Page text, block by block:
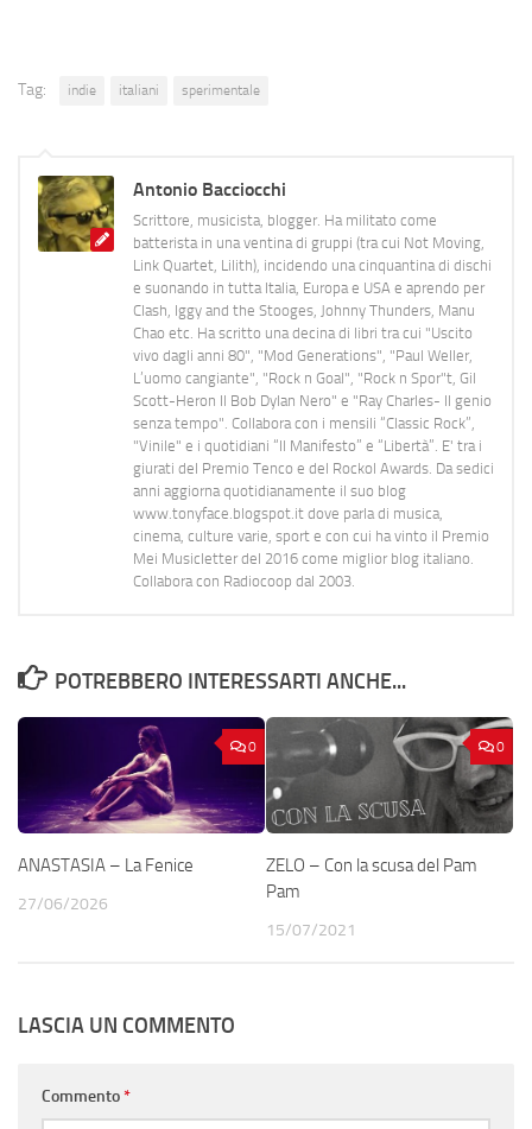
Tag: indie italiani sperimentale
Antonio Bacciocchi
Scrittore, musicista, blogger. Ha militato come
batterista in una ventina di gruppi (tra cui Not Moving,
Link Quartet, Lilith), incidendo una cinquantina di dischi
e suonando in tutta Italia, Europa e USA e aprendo per
Clash, Iggy and the Stooges, Johnny Thunders, Manu
Chao etc. Ha scritto una decina di libri tra cui "Uscito
vivo dagli anni 80", "Mod Generations", "Paul Weller,
L’uomo cangiante", "Rock n Goal", "Rock n Spor"t, Gil
Scott-Heron Il Bob Dylan Nero" e "Ray Charles- Il genio
senza tempo". Collabora con i mensili “Classic Rock”,
"Vinile" e i quotidiani “Il Manifesto” e “Libertà”. E' tra i
giurati del Premio Tenco e del Rockol Awards. Da sedici
anni aggiorna quotidianamente il suo blog
www.tonyface.blogspot.it dove parla di musica,
cinema, culture varie, sport e con cui ha vinto il Premio
Mei Musicletter del 2016 come miglior blog italiano.
Collabora con Radiocoop dal 2003.
POTREBBERO INTERESSARTI ANCHE...
0
ANASTASIA – La Fenice
27/06/2026
0
ZELO – Con la scusa del Pam
Pam
15/07/2021
LASCIA UN COMMENTO
Commento*